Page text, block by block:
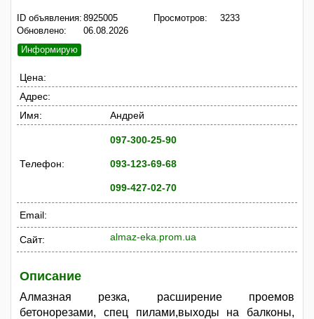
ID объявления: 8925005
Обновлено:
06.08.2026
Просмотров: 3233
Информирую
Цена:
Адрес:
Имя:
Андрей
Телефон:
097-300-25-90
093-123-69-68
099-427-02-70
Email:
Сайт: almaz-eka.prom.ua
Описание
Алмазная резка, расширение проемов
бетонорезами, спец пилами,выходы на балконы,